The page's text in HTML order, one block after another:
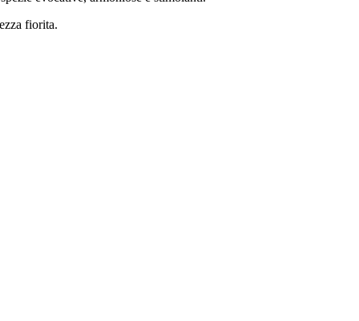
fiorita.